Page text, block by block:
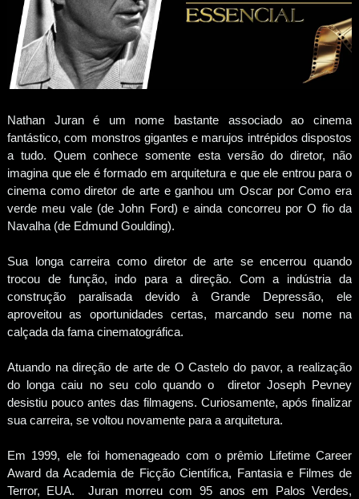
Nathan Juran é um nome bastante associado ao cinema
fantástico, com monstros gigantes e marujos intrépidos dispostos
a tudo. Quem conhece somente esta versão do diretor, não
imagina que ele é formado em arquitetura e que ele entrou para o
cinema como diretor de arte e ganhou um Oscar por Como era
verde meu vale (de John Ford) e ainda concorreu por O fio da
Navalha (de Edmund Goulding).
Sua longa carreira como diretor de arte se encerrou quando
trocou de função, indo para a direção. Com a indústria da
construção paralisada devido à Grande Depressão, ele
aproveitou as oportunidades certas, marcando seu nome na
calçada da fama cinematográfica.
Atuando na direção de arte de O Castelo do pavor, a realização
do longa caiu no seu colo quando o diretor Joseph Pevney
desistiu pouco antes das filmagens. Curiosamente, após finalizar
sua carreira, se voltou novamente para a arquitetura.
Em 1999, ele foi homenageado com o prêmio Lifetime Career
Award da Academia de Ficção Científica, Fantasia e Filmes de
Terror, EUA. Juran morreu com 95 anos em Palos Verdes,